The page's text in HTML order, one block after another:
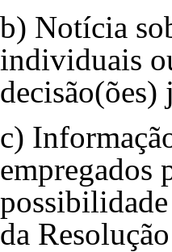
b) Notícia
individuais
c)
empregados
da